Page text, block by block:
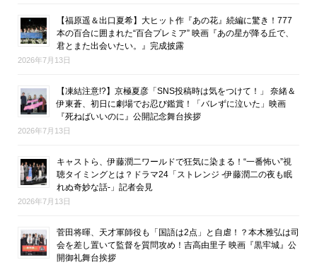
【福原遥＆出口夏希】大ヒット作『あの花』続編に驚き！777
本の百合に囲まれた“百合プレミア” 映画『あの星が降る丘で、
君とまた出会いたい。』完成披露
2026年7月13日
【凍結注意!?】京極夏彦「SNS投稿時は気をつけて！」 奈緒＆
伊東蒼、初日に劇場でお忍び鑑賞！「バレずに泣いた」映画
『死ねばいいのに』公開記念舞台挨拶
2026年7月13日
キャストら、伊藤潤二ワールドで狂気に染まる！“一番怖い”視
聴タイミングとは？ドラマ24「ストレンジ -伊藤潤二の夜も眠
れぬ奇妙な話-」記者会見
2026年7月13日
菅田将暉、天才軍師役も「国語は2点」と自虐！？本木雅弘は司
会を差し置いて監督を質問攻め！吉高由里子 映画『黒牢城』公
開御礼舞台挨拶